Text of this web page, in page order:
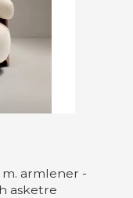
m. armlener -
asketre